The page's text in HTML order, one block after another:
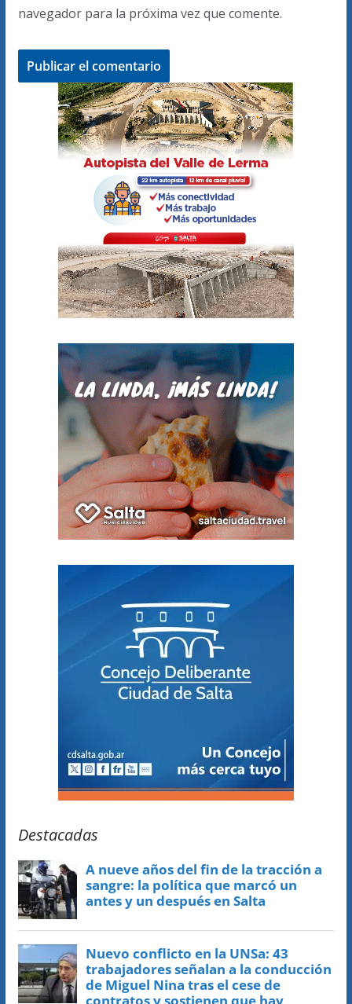
navegador para la próxima vez que comente.
Destacadas